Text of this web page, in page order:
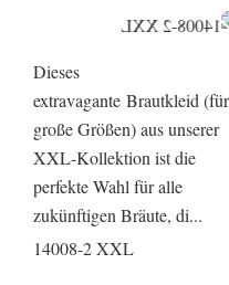
Dieses
extravagante Brautkleid (für
große Größen) aus unserer
XXL-Kollektion ist die
perfekte Wahl für alle
zukünftigen Bräute, di...
14008-2 XXL